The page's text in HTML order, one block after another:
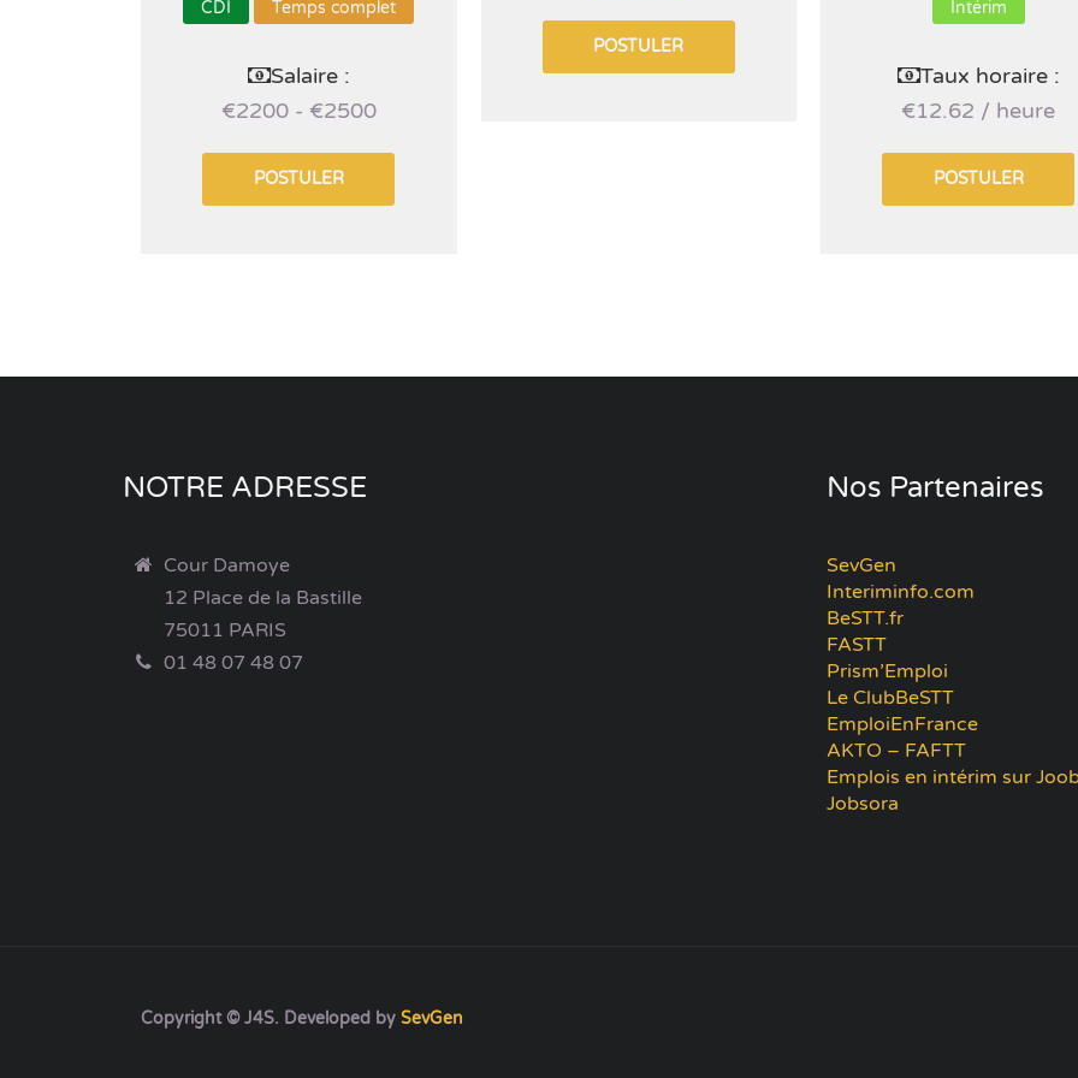
CDI Temps complet
Salaire :
€2200 - €2500
POSTULER
POSTULER
Intérim
Taux horaire :
€12.62 / heure
POSTULER
NOTRE ADRESSE
Cour Damoye
12 Place de la Bastille
75011 PARIS
01 48 07 48 07
Nos Partenaires
SevGen
Interiminfo.com
BeSTT.fr
FASTT
Prism’Emploi
Le ClubBeSTT
EmploiEnFrance
AKTO – FAFTT
Emplois en intérim sur
Jobsora
Copyright © J4S. Developed by SevGen